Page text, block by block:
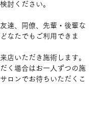
討ください。
達、同僚、先輩・後輩な
なたでもご利用できま
店いただき施術します。
く場合はお一人ずつの施
ロンでお待ちいただくこ